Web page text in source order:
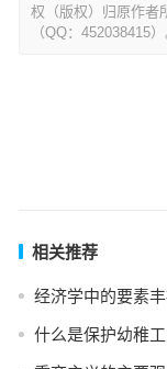
权（版权）归原作者
（QQ：452038415
相关推荐
经济学中的要素
什么是保护幼稚工